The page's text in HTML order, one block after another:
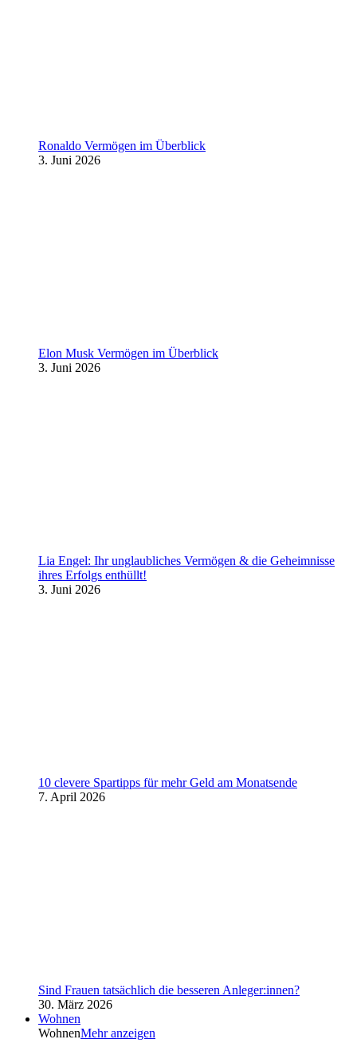
Ronaldo Vermögen im Überblick
3. Juni 2026
Elon Musk Vermögen im Überblick
3. Juni 2026
Lia Engel: Ihr unglaubliches Vermögen & die Geheimnisse
ihres Erfolgs enthüllt!
3. Juni 2026
10 clevere Spartipps für mehr Geld am Monatsende
7. April 2026
Sind Frauen tatsächlich die besseren Anleger:innen?
30. März 2026
Wohnen
WohnenMehr anzeigen